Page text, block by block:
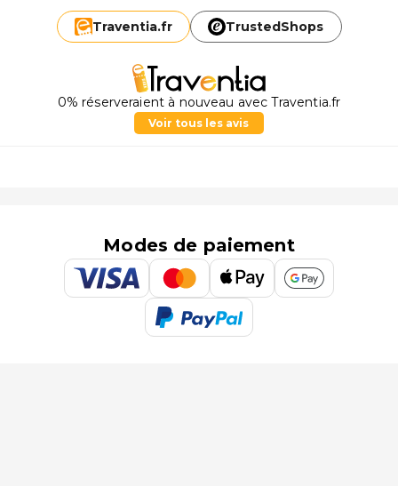
Traventia.fr TrustedShops
0% réserveraient à nouveau avec Traventia.fr
Voir tous les avis
Modes de paiement